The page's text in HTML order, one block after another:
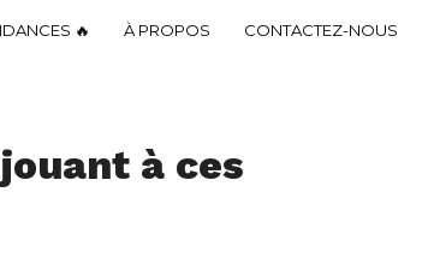
🔥 À PROPOS CONTACTEZ-NOUS
à ces